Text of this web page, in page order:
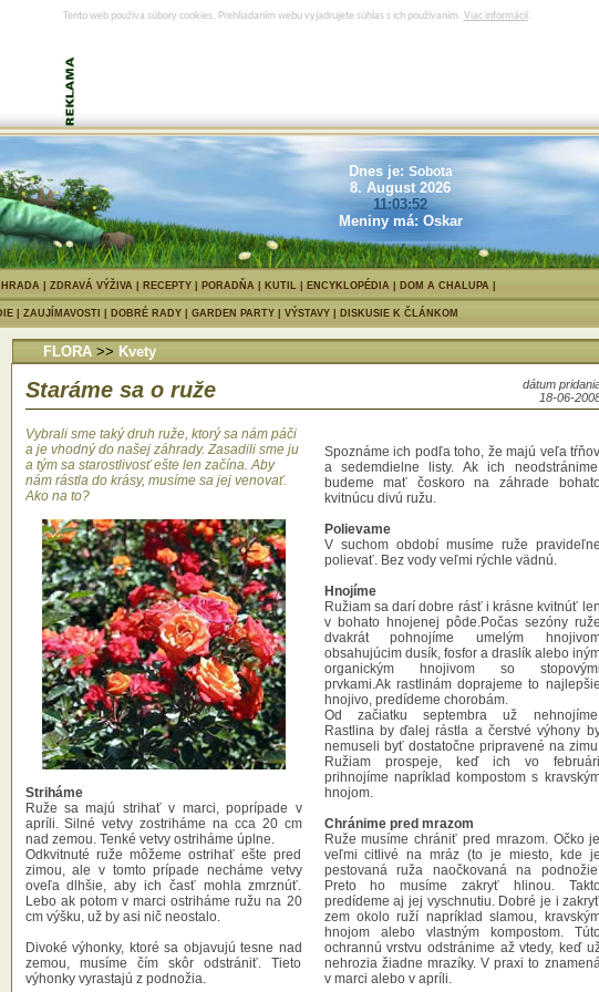
Tento web používa súbory cookies. Prehliadaním webu vyjadrujete súhlas s ich používaním. Viac informácií.
Dnes je: Sobota
8. August 2026
11:03:53
Meniny má: Oskar
ZDRAVÁ VÝŽIVA RECEPTY PORADŇA KUTIL ENCYKLOPÉDIA DOM A CHALUPA
ZAUJÍMAVOSTI DOBRÉ RADY GARDEN PARTY VÝSTAVY| DISKUSIE K ČLÁNKOM
FLORA>> Kvety
Staráme sa o ruže
dátum
18-06-
Vybrali sme taký druh ruže, ktorý sa nám páči
a je vhodný do našej záhrady. Zasadili sme ju
a tým sa starostlivosť ešte len začína. Aby
nám rástla do krásy, musíme sa jej venovať.
Ako na to?
Striháme
Ruže sa majú strihať v marci, poprípade v
apríli. Silné vetvy zostriháme na cca 20 cm
nad zemou. Tenké vetvy ostriháme úplne.
Odkvitnuté ruže môžeme ostrihať ešte pred
zimou, ale v tomto prípade necháme vetvy
oveľa dlhšie, aby ich časť mohla zmrznúť.
Lebo ak potom v marci ostriháme ružu na 20
cm výšku, už by asi nič neostalo.
Divoké výhonky, ktoré sa objavujú tesne nad
zemou, musíme čím skôr odstrániť. Tieto
výhonky vyrastajú z podnožia.
Striháme
Ruže sa majú strihať v marci, poprípade v
nad zemou. Tenké vetvy ostriháme úplne.
Odkvitnuté ruže môžeme ostrihať ešte
zimou, ale v tomto prípade necháme
oveľa dlhšie, aby ich časť mohla
Lebo ak potom v marci ostriháme ružu na 20
cm výšku, už by asi nič neostalo.
Divoké výhonky, ktoré sa objavujú tesne
Spoznáme ich podľa toho, že majú veľa tŕňov
a sedemdielne listy. Ak ich
budeme mať čoskoro na záhrade
kvitnúcu divú ružu.
Polievame
V suchom období musíme ruže pravideľne
polievať. Bez vody veľmi rýchle vädnú.
Hnojíme
Ružiam sa darí dobre rásť i krásne kvitnúť len
v bohato hnojenej pôde.Počas sezóny ruže
dvakrát pohnojíme umelým
obsahujúcim dusík, fosfor a draslík alebo
organickým hnojivom so stopovými
prvkami.Ak rastlinám doprajeme to najlepšie
hnojivo, predídeme chorobám.
Od začiatku septembra už
Rastlina by ďalej rástla a čerstvé výhony
nemuseli byť dostatočne pripravené na
Ružiam prospeje, keď ich vo februári
prihnojíme napríklad kompostom s
hnojom.
Chránime pred mrazom
Ruže musíme chrániť pred mrazom. Očko je
veľmi citlivé na mráz (to je miesto, kde je
pestovaná ruža naočkovaná na
Preto ho musíme zakryť hlinou.
predídeme aj jej vyschnutiu. Dobré je i zakryť
zem okolo ruží napríklad slamou,
hnojom alebo vlastným kompostom.
ochrannú vrstvu odstránime až vtedy, keď
nehrozia žiadne mrazíky. V praxi to
v marci alebo v apríli.